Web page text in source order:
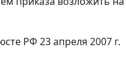
РФ 23 апреля 2007 г.